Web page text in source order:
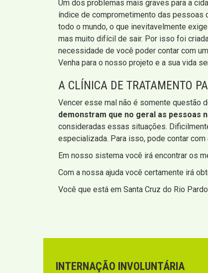
Um dos problemas mais graves para a
índice de comprometimento das pessoas
todo o mundo, o que inevitavelmente
mas muito difícil de sair. Por isso foi
necessidade de você poder contar com
Venha para o nosso projeto e a sua vida
A CLÍNICA DE TRATAMENTO
Vencer esse mal não é somente questão
demonstram que no geral as pessoas
consideradas essas situações.
especializada. Para isso, pode contar
Em nosso sistema você irá encontrar os
Com a nossa ajuda você certamente irá
Você que está em Santa Cruz do Rio
INTERNAÇÃO INVOLUNTÁRIA